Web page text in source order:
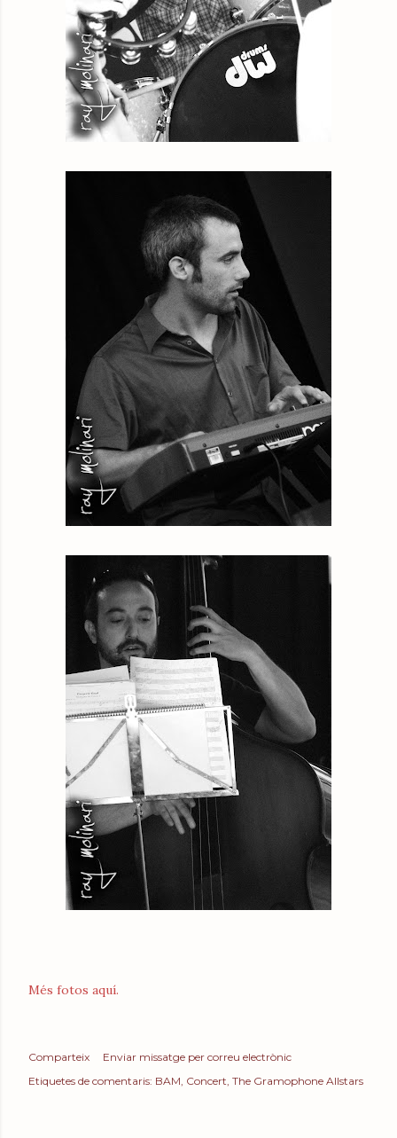
Més fotos aquí.
Comparteix
Enviar missatge per correu electrònic
Etiquetes de comentaris: BAM Concert The Gramophone Allstars